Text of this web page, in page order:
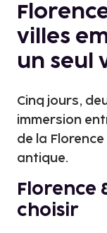
villes
un seul
Cinq jours,
immersion
de la
antique.
Florence
choisir